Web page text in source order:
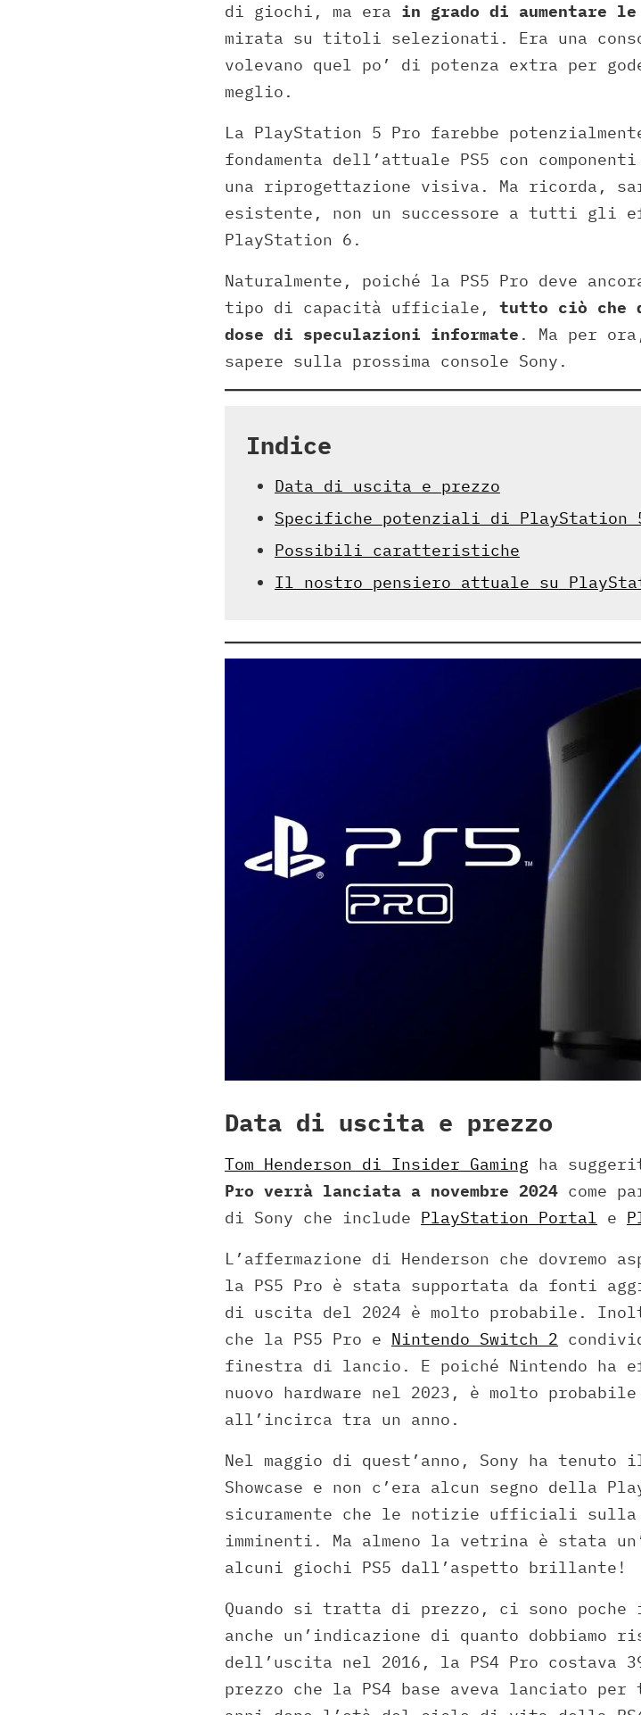
di giochi, ma era in grado di aumentare
mirata su titoli selezionati. Era una
volevano quel po’ di potenza extra per
meglio.
La PlayStation 5 Pro farebbe
fondamenta dell’attuale PS5 con
una riprogettazione visiva. Ma ricorda,
esistente, non un successore a tutti gli
PlayStation 6.
Naturalmente, poiché la PS5 Pro deve
tipo di capacità ufficiale, tutto ciò che
dose di speculazioni informate . Ma per
sapere sulla prossima console Sony.
Indice
Data di uscita e prezzo
Specifiche potenziali di PlayStation
Possibili caratteristiche
Il nostro pensiero attuale su
Data di uscita e prezzo
Tom Henderson di Insider Gaming ha
Pro verrà lanciata a novembre 2024 come
di Sony che include PlayStation Portal e
L’affermazione di Henderson che dovremo
la PS5 Pro è stata supportata da fonti
di uscita del 2024 è molto probabile.
che la PS5 Pro e Nintendo Switch 2
finestra di lancio. E poiché Nintendo ha
nuovo hardware nel 2023, è molto
all’incirca tra un anno.
Nel maggio di quest’anno, Sony ha
Showcase e non c’era alcun segno della
sicuramente che le notizie ufficiali sulla
imminenti. Ma almeno la vetrina è stata
alcuni giochi PS5 dall’aspetto brillante!
Quando si tratta di prezzo, ci sono
anche un’indicazione di quanto dobbiamo
dell’uscita nel 2016, la PS4 Pro costava
prezzo che la PS4 base aveva lanciato